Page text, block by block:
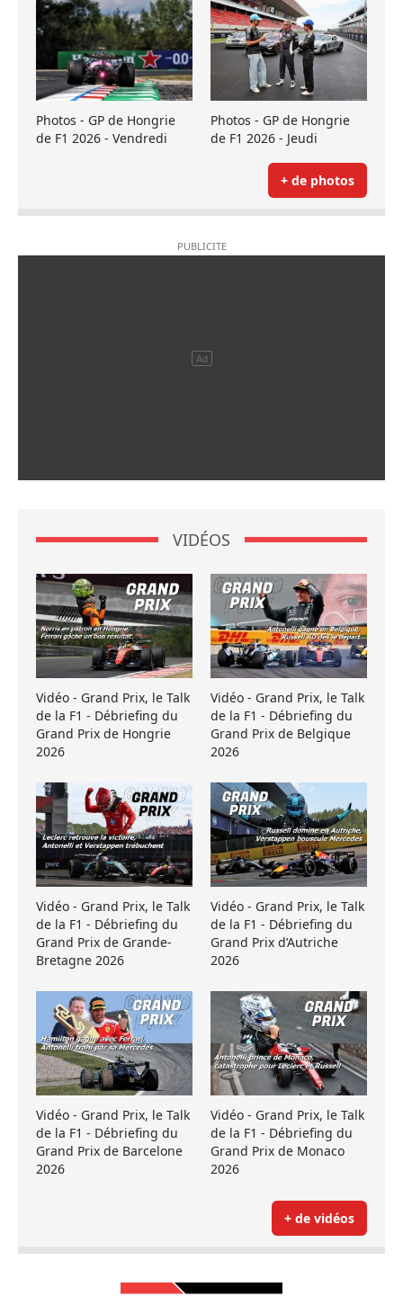
Photos - GP de Hongrie
de F1 2026 - Vendredi
Photos - GP de Hongrie
de F1 2026 - Jeudi
+ de photos
VIDÉOS
Vidéo - Grand Prix, le Talk
de la F1 - Débriefing du
Grand Prix de Hongrie
2026
Vidéo - Grand Prix, le Talk
de la F1 - Débriefing du
Grand Prix de Belgique
2026
Vidéo - Grand Prix, le Talk
de la F1 - Débriefing du
Grand Prix de Grande-
Bretagne 2026
Vidéo - Grand Prix, le Talk
de la F1 - Débriefing du
Grand Prix d’Autriche
2026
Vidéo - Grand Prix, le Talk
de la F1 - Débriefing du
Grand Prix de Barcelone
2026
Vidéo - Grand Prix, le Talk
de la F1 - Débriefing du
Grand Prix de Monaco
2026
+ de vidéos